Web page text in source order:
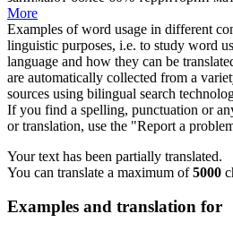
More
Examples of word usage in different
linguistic purposes, i.e. to study word
language and how they can be
are automatically collected from a
sources using bilingual search
If you find a spelling, punctuation or
or translation, use the "Report a
Your text has been partially translated.
You can translate a maximum of5000
Examples and translation for